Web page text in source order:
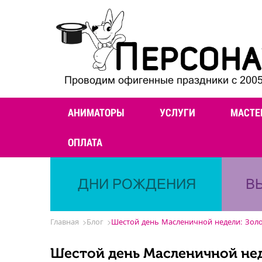
Проводим офигенные праздники с
АНИМАТОРЫ УСЛУГИ
ОПЛАТА
ДНИ РОЖДЕНИЯ
Главная Блог Шестой день Масленичной недели:
Шестой день Масленичной